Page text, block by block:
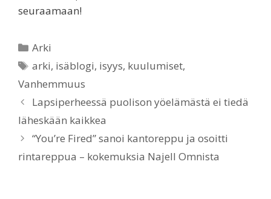
seuraamaan!
Categories
Arki
Tags
arki, isäblogi, isyys, kuulumiset,
Vanhemmuus
Lapsiperheessä puolison yöelämästä ei tiedä
läheskään kaikkea
“You’re Fired” sanoi kantoreppu ja osoitti
rintareppua – kokemuksia Najell Omnista